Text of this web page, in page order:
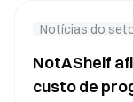
Notícias do
NotAShelf
custo de